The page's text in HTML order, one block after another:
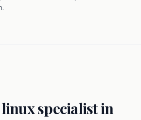
specialist in